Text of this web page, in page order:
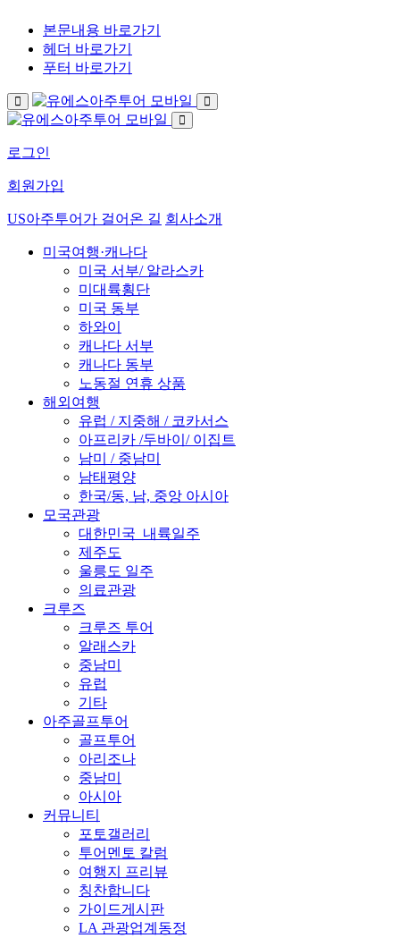
본문내용 바로가기
헤더 바로가기
푸터 바로가기
로그인
회원가입
US아주투어가 걸어온 길 회사소개
미국여행·캐나다
미국 서부/ 알라스카
미대륙횡단
미국 동부
하와이
캐나다 서부
캐나다 동부
노동절 연휴 상품
해외여행
유럽 / 지중해 / 코카서스
아프리카 /두바이/ 이집트
남미 / 중남미
남태평양
한국/동, 남, 중앙 아시아
모국관광
대한민국_내륙일주
제주도
울릉도 일주
의료관광
크루즈
크루즈 투어
알래스카
중남미
유럽
기타
아주골프투어
골프투어
아리조나
중남미
아시아
커뮤니티
포토갤러리
투어멘토 칼럼
여행지 프리뷰
칭찬합니다
가이드게시판
LA 관광업계동정